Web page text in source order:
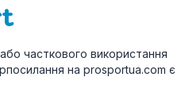
часткового використання
на prosportua.com є